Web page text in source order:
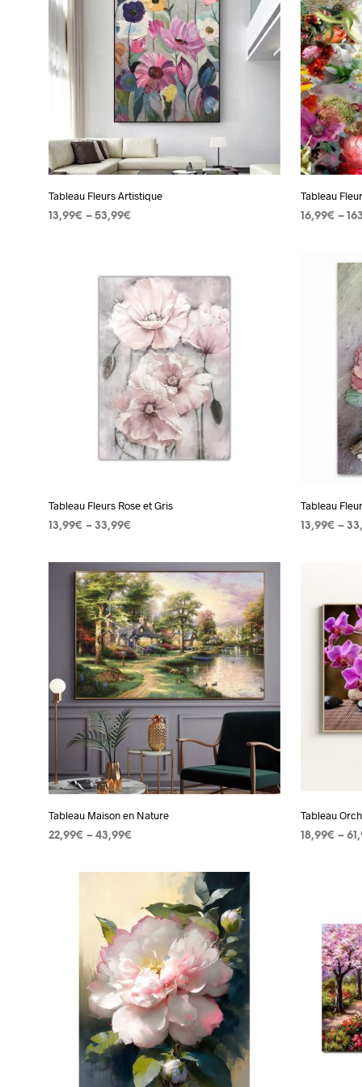
Les
options
peuvent
être
choisies
sur
la
page
du
Tableau Fleurs Artistique
13,99€ – 53,99€
a
plusieurs
variations.
Les
options
peuvent
être
choisies
sur
page
Tableau
16,99€ –
Tableau Fleurs Rose et Gris
13,99€ – 33,99€
produit
a
plusieurs
variations.
Les
options
peuvent
être
choisies
sur
la
page
Tableau
13,99€ –
Tableau Maison en Nature
22,99€ – 43,99€
produit
a
plusieurs
variations.
Les
options
peuvent
être
choisies
sur
Tableau
18,99€ –